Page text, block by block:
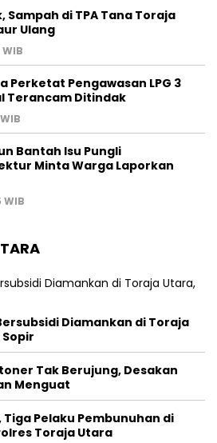
Sampah di TPA Tana Toraja
Ulang
Perketat Pengawasan LPG 3
Terancam Ditindak
Bantah Isu Pungli
Minta Warga Laporkan
Diamankan di Toraja
Tak Berujung, Desakan
Menguat
Pelaku Pembunuhan di
Toraja Utara